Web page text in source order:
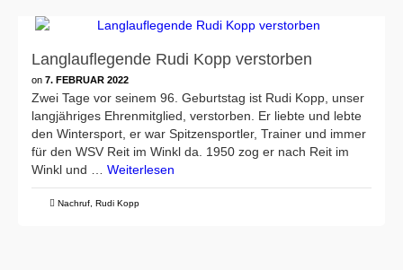
Langlauflegende Rudi Kopp verstorben
on 7. FEBRUAR 2022
Zwei Tage vor seinem 96. Geburtstag ist Rudi Kopp, unser
langjähriges Ehrenmitglied, verstorben. Er liebte und lebte
den Wintersport, er war Spitzensportler, Trainer und immer
für den WSV Reit im Winkl da. 1950 zog er nach Reit im
Winkl und … Weiterlesen
Nachruf Rudi Kopp